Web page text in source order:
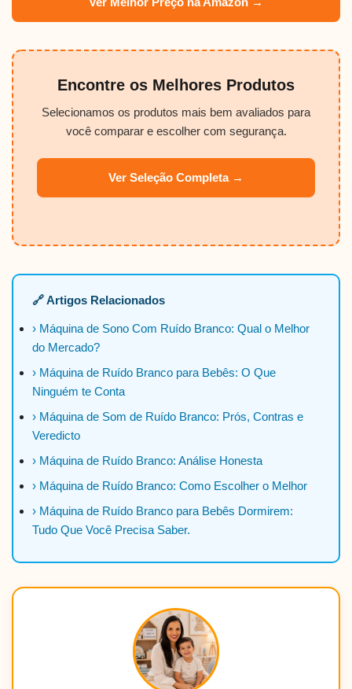
Encontre os Melhores Produtos
Selecionamos os produtos mais bem avaliados para
você comparar e escolher com segurança.
Ver Seleção Completa →
🔗 Artigos Relacionados
› Máquina de Sono Com Ruído Branco: Qual o Melhor
do Mercado?
› Máquina de Ruído Branco para Bebês: O Que
Ninguém te Conta
› Máquina de Som de Ruído Branco: Prós, Contras e
Veredicto
› Máquina de Ruído Branco: Análise Honesta
› Máquina de Ruído Branco: Como Escolher o Melhor
› Máquina de Ruído Branco para Bebês Dormirem:
Tudo Que Você Precisa Saber.